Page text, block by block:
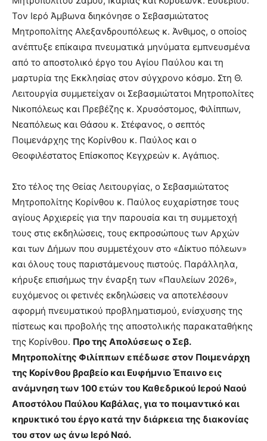
Τον Ιερό Άμβωνα διηκόνησε ο Σεβασμιώτατος
Μητροπολίτης Αλεξανδρουπόλεως κ. Άνθιμος, ο οποίος
ανέπτυξε επίκαιρα πνευματικά μηνύματα εμπνευσμένα
από το αποστολικό έργο του Αγίου Παύλου και τη
μαρτυρία της Εκκλησίας στον σύγχρονο κόσμο. Στη Θ.
Λειτουργία συμμετείχαν οι Σεβασμιώτατοι Μητροπολίτες
Νικοπόλεως και Πρεβέζης κ. Χρυσόστομος, Φιλίππων,
Νεαπόλεως και Θάσου κ. Στέφανος, ο σεπτός
Ποιμενάρχης της Κορίνθου κ. Παύλος και ο
Θεοφιλέστατος Επίσκοπος Κεγχρεών κ. Αγάπιος.
Στο τέλος της Θείας Λειτουργίας, ο Σεβασμιώτατος
Μητροπολίτης Κορίνθου κ. Παύλος ευχαρίστησε τους
αγίους Αρχιερείς για την παρουσία και τη συμμετοχή
τους στις εκδηλώσεις, τους εκπροσώπους των Αρχών
και των Δήμων που συμμετέχουν στο «Δίκτυο πόλεων»
και όλους τους παριστάμενους πιστούς. Παράλληλα,
κήρυξε επισήμως την έναρξη των «Παυλείων 2026»,
ευχόμενος οι φετινές εκδηλώσεις να αποτελέσουν
αφορμή πνευματικού προβληματισμού, ενίσχυσης της
πίστεως και προβολής της αποστολικής παρακαταθήκης
της Κορίνθου. Προ της Απολύσεως ο Σεβ.
Μητροπολίτης Φιλίππων επέδωσε στον Ποιμενάρχη
της Κορίνθου βραβείο και Ευφήμνιο Έπαινο εις
ανάμνηση των 100 ετών του Καθεδρικού Ιερού Ναού
Αποστόλου Παύλου Καβάλας, για το ποιμαντικό και
κηρυκτικό του έργο κατά την διάρκεια της διακονίας
του στον ως άνω Ιερό Ναό.